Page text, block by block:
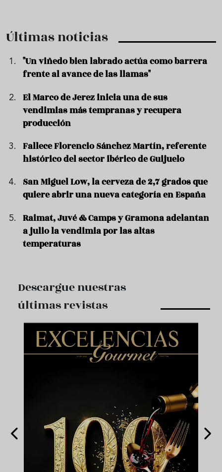
Últimas noticias
"Un viñedo bien labrado actúa como barrera
frente al avance de las llamas"
El Marco de Jerez inicia una de sus
vendimias más tempranas y recupera
producción
Fallece Florencio Sánchez Martín, referente
histórico del sector ibérico de Guijuelo
San Miguel Low, la cerveza de 2,7 grados que
quiere abrir una nueva categoría en España
Raimat, Juvé & Camps y Gramona adelantan
a julio la vendimia por las altas
temperaturas
Descargue nuestras
últimas revistas